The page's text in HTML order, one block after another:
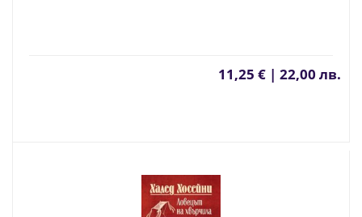
11,25 € | 22,00 лв.